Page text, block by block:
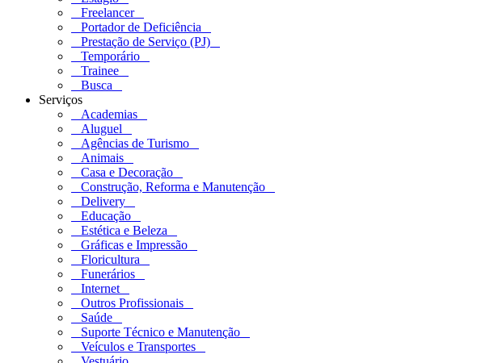
Freelancer
Portador de Deficiência
Prestação de Serviço (PJ)
Temporário
Trainee
Busca
Serviços
Academias
Aluguel
Agências de Turismo
Animais
Casa e Decoração
Construção, Reforma e Manutenção
Delivery
Educação
Estética e Beleza
Gráficas e Impressão
Floricultura
Funerários
Internet
Outros Profissionais
Saúde
Suporte Técnico e Manutenção
Veículos e Transportes